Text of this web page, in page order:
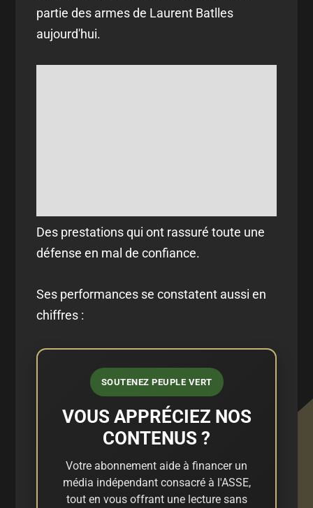
partie des armes de Laurent Batlles
aujourd'hui.
Des prestations qui ont rassuré toute une
défense en mal de confiance.
Ses performances se constatent aussi en
chiffres :
SOUTENEZ PEUPLE VERT
VOUS APPRÉCIEZ NOS
CONTENUS ?
Votre abonnement aide à financer un
média indépendant consacré à l'ASSE,
tout en vous offrant une lecture sans